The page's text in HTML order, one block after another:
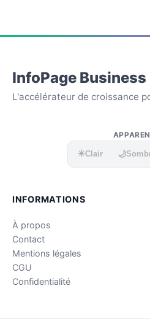
InfoPage Business
L'accélérateur de croissance
☀️Clair 🌙
INFORMATIONS
À propos
Contact
Mentions légales
CGU
Confidentialité